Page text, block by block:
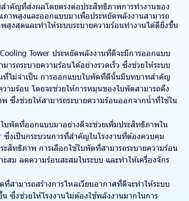
ำคัญที่ส่งผลโดยตรงต่อประสิทธิภาพการทำงานของ
าพสูงและออกแบบมาเพื่อประหยัดพลังงานสามารถ
สูงสุดและทำให้ระบบระบายความร้อนทำงานได้ดียิ่งขึ้น
Tower ประหยัดพลังงานที่ดีจะมีการออกแบบ
รถระบายความร้อนได้อย่างรวดเร็ว ซึ่งช่วยให้ระบบ
ที่ไม่จำเป็น การออกแบบใบพัดที่ดีนั้นมีบทบาทสำคัญ
ามร้อน โดยจะช่วยให้การหมุนของใบพัดสามารถดึง
ซึ่งช่วยให้สามารถระบายความร้อนออกจากน้ำที่ใช้ใน
ใบพัดที่ออกแบบมาอย่างดีจะช่วยเพิ่มประสิทธิภาพใน
ซึ่งเป็นกระบวนการที่สำคัญในโรงงานที่ต้องควบคุม
สิทธิภาพ การเลือกใช้ใบพัดที่สามารถระบายความร้อน
สม ลดความร้อนสะสมในระบบ และทำให้เครื่องจักร
ที่สามารถสร้างการไหลเวียนอากาศที่ดีจะทำให้ระบบ
ซึ่งช่วยให้โรงงานไม่ต้องใช้พลังงานมากในการ